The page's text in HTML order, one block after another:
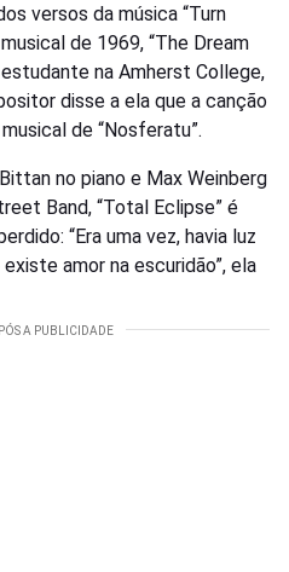
versos da música “Turn
de 1969, “The Dream
na Amherst College,
disse a ela que a canção
de “Nosferatu”.
no piano e Max Weinberg
Band, “Total Eclipse” é
“Era uma vez, havia luz
amor na escuridão”, ela